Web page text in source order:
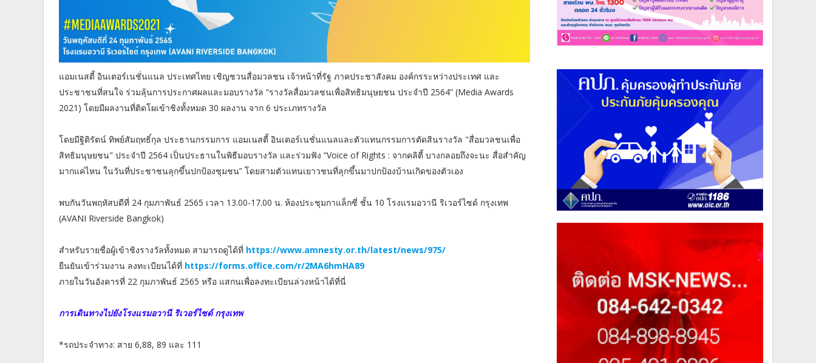
แอมเนสตี้ อินเตอร์เนชั่นแนล ประเทศไทย เชิญชวนสื่อมวลชน เจ้าหน้าที่รัฐ ภาคประชาสังคม องค์กรระหว่างประเทศ และ
ประชาชนที่สนใจ ร่วมลุ้นการประกาศผลและมอบรางวัล “รางวัลสื่อมวลชนเพื่อสิทธิมนุษยชน ประจำปี 2564” (Media Awards
2021) โดยมีผลงานที่ติดโผเข้าชิงทั้งหมด 30 ผลงาน จาก 6 ประเภทรางวัล
โดยมีฐิติรัตน์ ทิพย์สัมฤทธิ์กุล ประธานกรรมการ แอมเนสตี้ อินเตอร์เนชั่นแนลและตัวแทนกรรมการตัดสินรางวัล "สื่อมวลชนเพื่อ
สิทธิมนุษยชน" ประจำปี 2564 เป็นประธานในพิธีมอบรางวัล และร่วมฟัง “Voice of Rights : จากคลิตี้ บางกลอยถึงจะนะ สื่อสำคัญ
มากแค่ไหน ในวันที่ประชาชนลุกขึ้นปกป้องชุมชน” โดยสามตัวแทนเยาวชนที่ลุกขึ้นมาปกป้องบ้านเกิดของตัวเอง
พบกันวันพฤหัสบดีที่ 24 กุมภาพันธ์ 2565 เวลา 13.00-17.00 น. ห้องประชุมกาแล็กซี่ ชั้น 10 โรงแรมอวานี ริเวอร์ไซด์ กรุงเทพ
(AVANI Riverside Bangkok)
สำหรับรายชื่อผู้เข้าชิงรางวัลทั้งหมด สามารถดูได้ที่ https://www.amnesty.or.th/latest/news/975/
ยืนยันเข้าร่วมงาน ลงทะเบียนได้ที่ https://forms.office.com/r/2MA6hmHA89
ภายในวันอังคารที่ 22 กุมภาพันธ์ 2565 หรือ แสกนเพื่อลงทะเบียนล่วงหน้าได้ที่นี่
การเดินทางไปยังโรงแรมอวานี ริเวอร์ไซด์ กรุงเทพ
*รถประจำทาง: สาย 6,88, 89 และ 111